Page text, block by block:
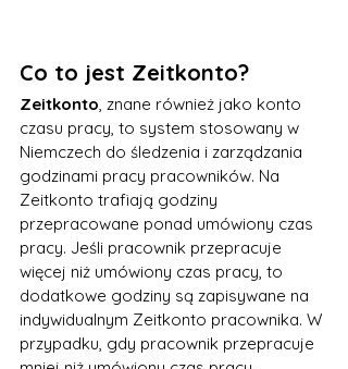
Co to jest Zeitkonto?
Zeitkonto, znane również jako konto
czasu pracy, to system stosowany w
Niemczech do śledzenia i zarządzania
godzinami pracy pracowników. Na
Zeitkonto trafiają godziny
przepracowane ponad umówiony czas
pracy. Jeśli pracownik przepracuje
więcej niż umówiony czas pracy, to
dodatkowe godziny są zapisywane na
indywidualnym Zeitkonto pracownika. W
przypadku, gdy pracownik przepracuje